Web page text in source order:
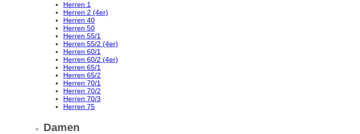
Herren 1
Herren 2 (4er)
Herren 40
Herren 50
Herren 55/1
Herren 55/2 (4er)
Herren 60/1
Herren 60/2 (4er)
Herren 65/1
Herren 65/2
Herren 70/1
Herren 70/2
Herren 70/3
Herren 75
Damen